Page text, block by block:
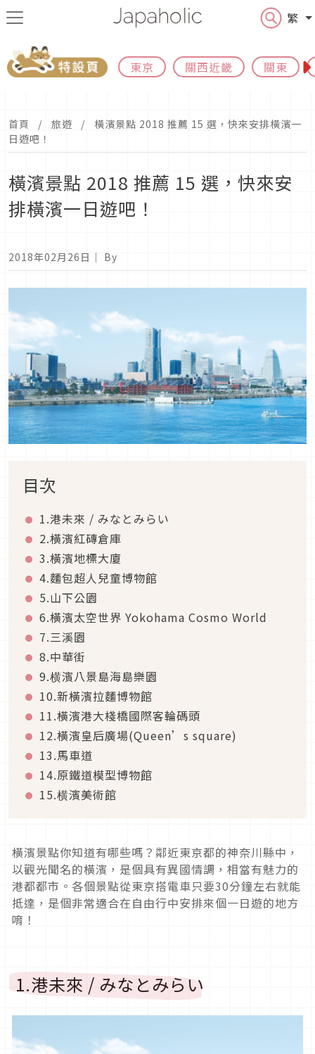
繁
東京 關西近畿 關東
首頁 旅遊
橫濱景點 2018 推薦 15 選，快來安排橫濱一
日遊吧！
橫濱景點 2018 推薦 15 選，快來安
排橫濱一日遊吧！
2018年02月26日 ｜ By
目次
1.港未來 / みなとみらい
2.橫濱紅磚倉庫
3.橫濱地標大廈
4.麵包超人兒童博物館
5.山下公園
6.橫濱太空世界 Yokohama Cosmo World
7.三溪園
8.中華街
9.横濱八景島海島樂園
10.新橫濱拉麵博物館
11.橫濱港大棧橋國際客輪碼頭
12.橫濱皇后廣場(Queen’s square)
13.馬車道
14.原鐵道模型博物館
15.横濱美術館
橫濱景點你知道有哪些嗎？鄰近東京都的神奈川縣中，
以觀光聞名的橫濱，是個具有異國情調，相當有魅力的
港都都市。各個景點從東京搭電車只要30分鐘左右就能
抵達，是個非常適合在自由行中安排來個一日遊的地方
唷！
1.港未來 / みなとみらい